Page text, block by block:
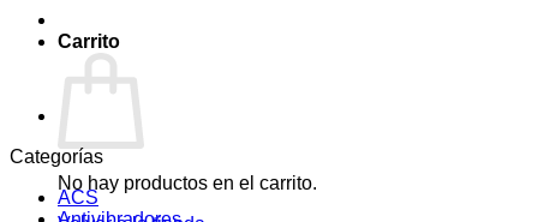
Carrito
No hay productos en el carrito.
Categorías
ACS